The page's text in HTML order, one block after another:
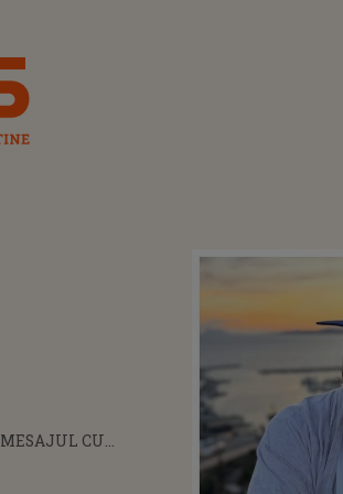
MESAJUL CU